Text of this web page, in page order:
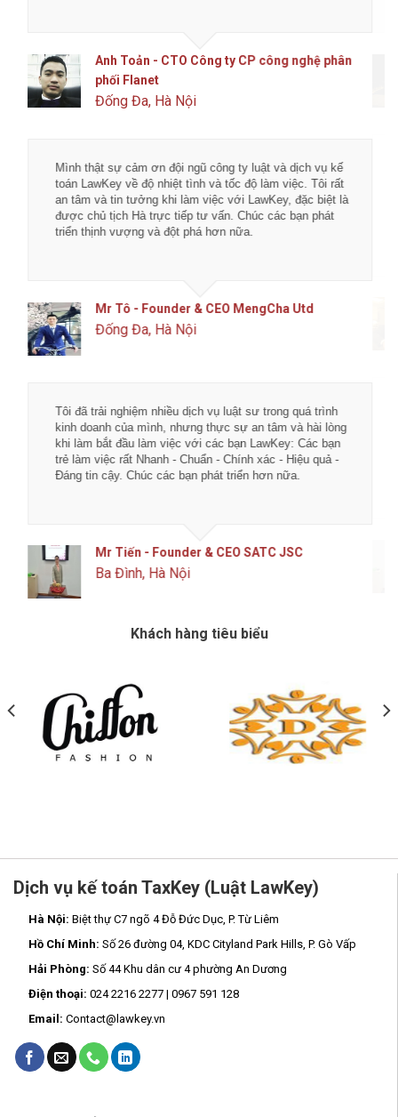
Anh Toản - CTO Công ty CP công nghệ phân
phối Flanet
Đống Đa, Hà Nội
Mình thật sự cảm ơn đội ngũ công ty luật và dịch vụ kế
toán LawKey về độ nhiệt tình và tốc độ làm việc. Tôi rất
an tâm và tin tưởng khi làm việc với LawKey, đặc biệt là
được chủ tịch Hà trực tiếp tư vấn. Chúc các bạn phát
triển thịnh vượng và đột phá hơn nữa.
Mr Tô - Founder & CEO MengCha Utd
Đống Đa, Hà Nội
Tôi đã trải nghiệm nhiều dịch vụ luật sư trong quá trình
kinh doanh của mình, nhưng thực sự an tâm và hài lòng
khi làm bắt đầu làm việc với các bạn LawKey: Các bạn
trẻ làm việc rất Nhanh - Chuẩn - Chính xác - Hiệu quả -
Đáng tin cậy. Chúc các bạn phát triển hơn nữa.
Mr Tiến - Founder & CEO SATC JSC
Ba Đình, Hà Nội
Khách hàng tiêu biểu
Dịch vụ kế toán TaxKey (Luật LawKey)
Hà Nội: Biệt thự C7 ngõ 4 Đỗ Đức Dục, P. Từ Liêm
Hồ Chí Minh: Số 26 đường 04, KDC Cityland Park Hills, P. Gò Vấp
Hải Phòng: Số 44 Khu dân cư 4 phường An Dương
Điện thoại: 024 2216 2277 | 0967 591 128
Email: Contact@lawkey.vn